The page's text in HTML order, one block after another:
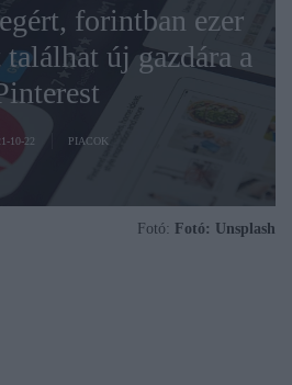
forintban ezer
új gazdára a
10-22 PIACOK
Fotó: Fotó: Unsplash